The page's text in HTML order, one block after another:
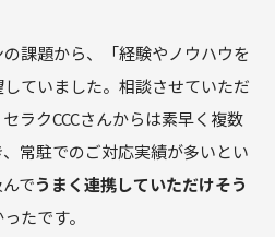
課題から、「経験やノウハウを
ていました。相談させていただ
ラクCCCさんからは素早く複数
常駐でのご対応実績が多いとい
でうまく連携していただけそう
たです。